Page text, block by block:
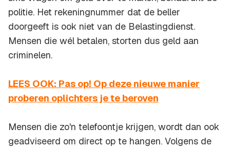
politie. Het rekeningnummer dat de beller
doorgeeft is ook niet van de Belastingdienst.
Mensen die wél betalen, storten dus geld aan
criminelen.
LEES OOK: Pas op! Op deze nieuwe manier
proberen oplichters je te beroven
Mensen die zo'n telefoontje krijgen, wordt dan ook
geadviseerd om direct op te hangen. Volgens de